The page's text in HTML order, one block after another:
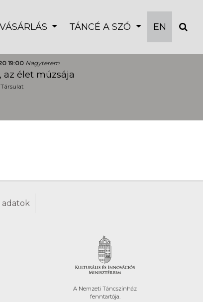
TÁNCÉ A SZÓ EN
19:00 Nagyterem
az élet múzsája
adatok
A Nemzeti Táncszínház
fenntartója.